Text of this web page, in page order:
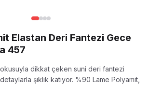
Elastan Deri Fantezi Gece
457
dikkat çeken suni deri fantezi
şıklık katıyor. %90 Lame Polyamit,